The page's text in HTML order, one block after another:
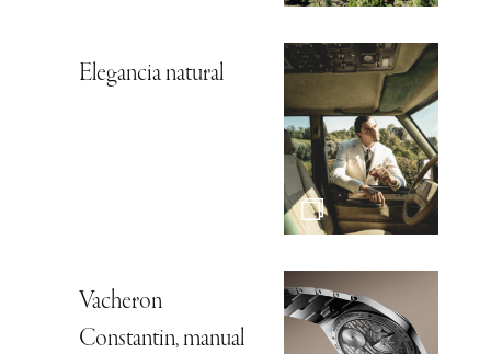
Elegancia natural
Vacheron
Constantin, manual